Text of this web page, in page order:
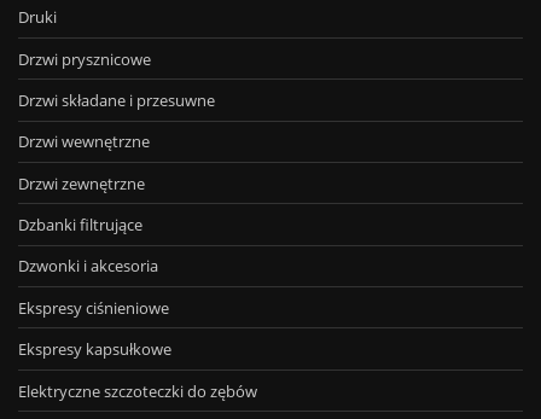
Druki
Drzwi prysznicowe
Drzwi składane i przesuwne
Drzwi wewnętrzne
Drzwi zewnętrzne
Dzbanki filtrujące
Dzwonki i akcesoria
Ekspresy ciśnieniowe
Ekspresy kapsułkowe
Elektryczne szczoteczki do zębów